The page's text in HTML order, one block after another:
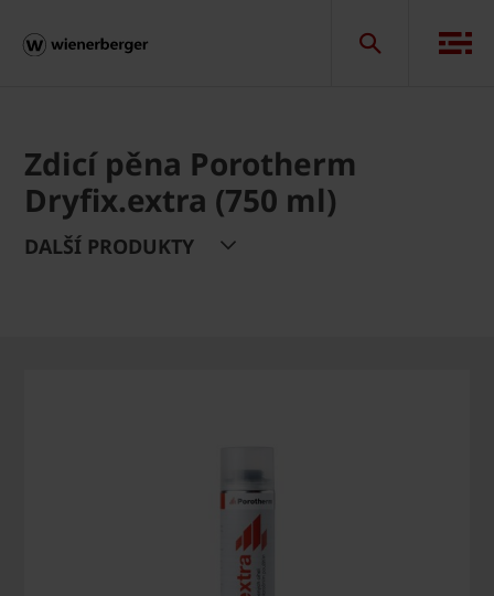
Zdicí pěna Porotherm
Dryfix.extra (750 ml)
DALŠÍ PRODUKTY